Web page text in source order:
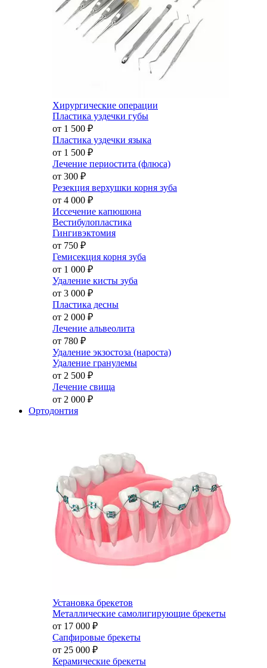
Хирургические операции
Пластика уздечки губы
от 1 500 ₽
Пластика уздечки языка
от 1 500 ₽
Лечение периостита (флюса)
от 300 ₽
Резекция верхушки корня зуба
от 4 000 ₽
Иссечение капюшона
Вестибулопластика
Гингивэктомия
от 750 ₽
Гемисекция корня зуба
от 1 000 ₽
Удаление кисты зуба
от 3 000 ₽
Пластика десны
от 2 000 ₽
Лечение альвеолита
от 780 ₽
Удаление экзостоза (нароста)
Удаление гранулемы
от 2 500 ₽
Лечение свища
от 2 000 ₽
Ортодонтия
Установка брекетов
Металлические самолигирующие брекеты
от 17 000 ₽
Сапфировые брекеты
от 25 000 ₽
Керамические брекеты